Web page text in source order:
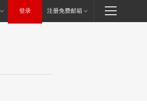
登录 注册免费邮箱